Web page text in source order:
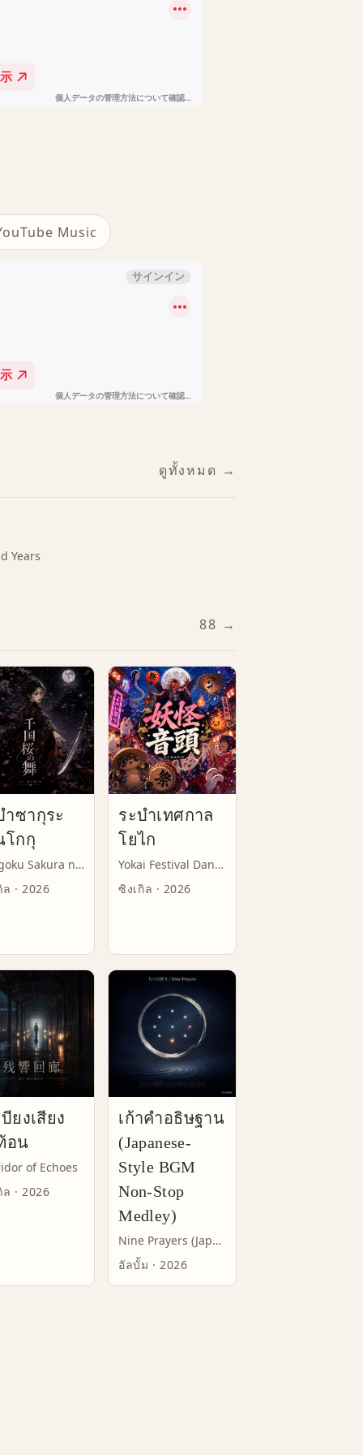
Music
ดูทั้งหมด →
Years
88 →
ำซากุระ
โกกุ
Sengoku Sakura no Mai
ล · 2026
ระบำเทศกาล
โยไก
Yokai Festival Dance
ซิงเกิล · 2026
ยงเสียง
อน
of Echoes
ล · 2026
เก้าคำอธิษฐาน
(Japanese-
Style BGM
Non-Stop
Medley)
Nine Prayers (Japanese-Style BGM Non-Stop Medley)
อัลบั้ม · 2026